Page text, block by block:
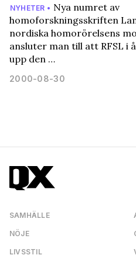
NYHETER • Nya numret av
homoforskningsskriften
nordiska homorörelsens
ansluter man till att RFSL i
upp den …
2000-08-30
SAMHÄLLE
NÖJE
LIVSSTIL